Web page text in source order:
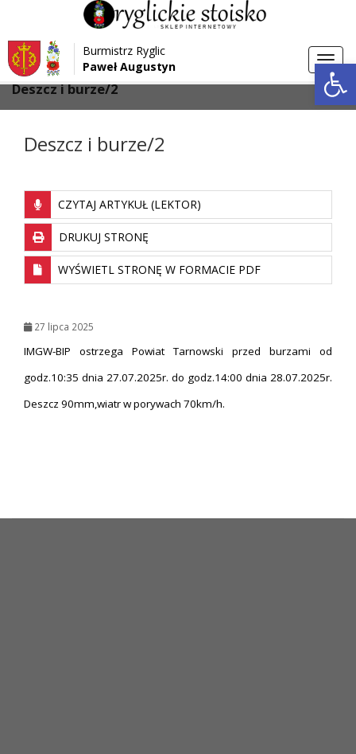
Przejdź do menu
Przejdź do głównej treści strony
Przejdź do stopki strony
Burmistrz Ryglic
Paweł Augustyn
Strona główna > Aktualności
Deszcz i burze/2
Deszcz i burze/2
CZYTAJ ARTYKUŁ (LEKTOR)
DRUKUJ STRONĘ
WYŚWIETL STRONĘ W FORMACIE PDF
27 lipca 2025
IMGW-BIP ostrzega Powiat Tarnowski przed burzami od
godz.10:35 dnia 27.07.2025r. do godz.14:00 dnia 28.07.2025r.
Deszcz 90mm,wiatr w porywach 70km/h.